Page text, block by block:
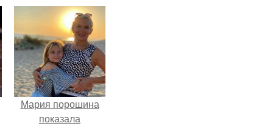
Мария порошина
показала